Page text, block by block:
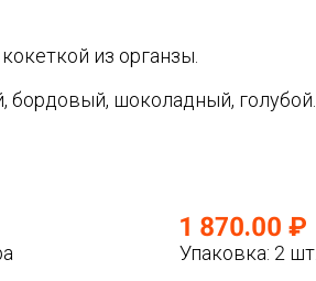
из органзы.
бордовый, шоколадный, голубой.
1 870.00 ₽
Упаковка: 2 шт.